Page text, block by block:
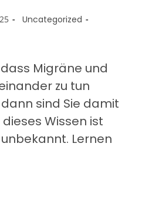
Uncategorized
Migräne und
zu tun
sind Sie damit
Wissen ist
Lernen